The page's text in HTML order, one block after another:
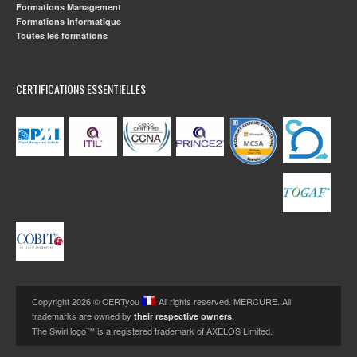
“ Ayant déjà réussi 4 certifications grâce
unique en son genre car j'y ai trouvé une équipe
toujours à l'écoute, flexible et des formateurs hyper
calés dans leurs domaines respectifs. Je suis plus que
satisfait que j'ai décidé de faire mes 7 formations chez
CertYou, et avec PMI-ACP j'en suis déjà à la 6ème
formation.Chez CertYou, le professionalisme, la
proximité avec les stagiaires pour répondre à leurs
questions ainsi que la disponibilité, sont toujours au
Oscar NIYONKURUAgile Program Manager,
linkedin
Formations Management
Formations Informatique
Toutes les formations
CERTIFICATIONS ESSENTIELLES
Copyright 2026 © CERTyou
All rights reserved. MERCURE. All
trademarks are owned by their respective owners.
The Swirl logo™ is a registered trademark of AXELOS Limited.